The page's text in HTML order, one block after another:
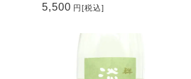
5,500 円 [税込]